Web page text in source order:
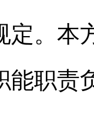
定。本
能职责